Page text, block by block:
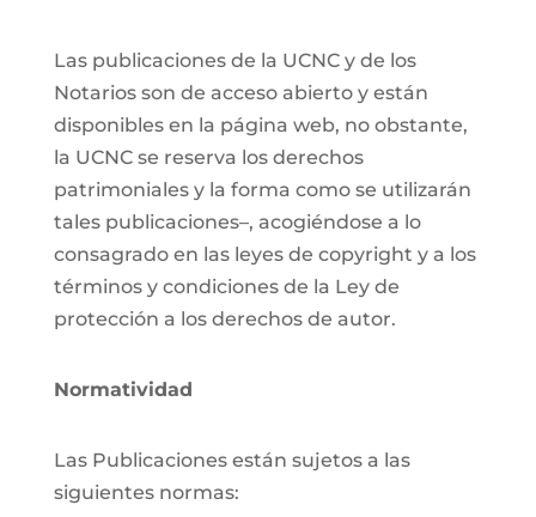
Las publicaciones de la UCNC y de los
Notarios son de acceso abierto y están
disponibles en la página web, no obstante,
la UCNC se reserva los derechos
patrimoniales y la forma como se utilizarán
tales publicaciones–, acogiéndose a lo
consagrado en las leyes de copyright y a los
términos y condiciones de la Ley de
protección a los derechos de autor.
Normatividad
Las Publicaciones están sujetos a las
siguientes normas: